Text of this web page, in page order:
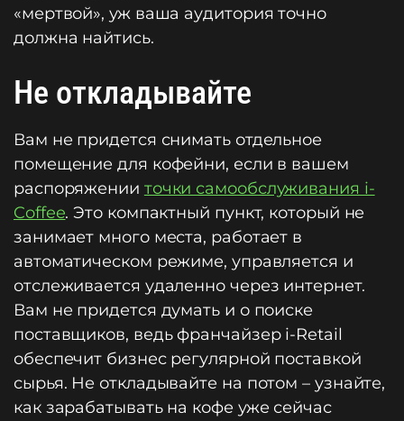
«мертвой», уж ваша аудитория точно
должна найтись.
Не откладывайте
Вам не придется снимать отдельное
помещение для кофейни, если в вашем
распоряжении точки самообслуживания i-
Coffee. Это компактный пункт, который не
занимает много места, работает в
автоматическом режиме, управляется и
отслеживается удаленно через интернет.
Вам не придется думать и о поиске
поставщиков, ведь франчайзер i-Retail
обеспечит бизнес регулярной поставкой
сырья. Не откладывайте на потом – узнайте,
как зарабатывать на кофе уже сейчас